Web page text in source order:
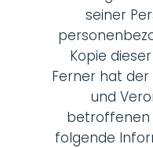
seiner
Kopie
Ferner hat der
und
betroffenen
folgende